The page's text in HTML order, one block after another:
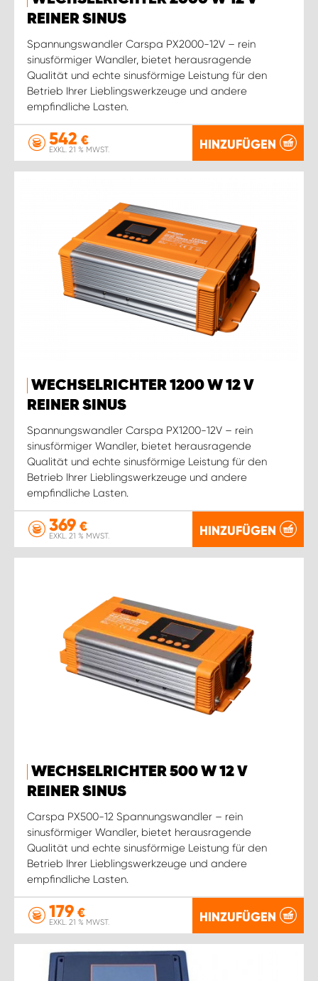
REINER SINUS
Spannungswandler Carspa PX2000-12V – rein
sinusförmiger Wandler, bietet herausragende
Qualität und echte sinusförmige Leistung für den
Betrieb Ihrer Lieblingswerkzeuge und andere
empfindliche Lasten.
542 €
EXKL. 21 % MWST. HINZUFÜGEN
WECHSELRICHTER 1200 W 12 V
REINER SINUS
Spannungswandler Carspa PX1200-12V – rein
sinusförmiger Wandler, bietet herausragende
Qualität und echte sinusförmige Leistung für den
Betrieb Ihrer Lieblingswerkzeuge und andere
empfindliche Lasten.
369 €
EXKL. 21 % MWST. HINZUFÜGEN
WECHSELRICHTER 500 W 12 V
REINER SINUS
Carspa PX500-12 Spannungswandler – rein
sinusförmiger Wandler, bietet herausragende
Qualität und echte sinusförmige Leistung für den
Betrieb Ihrer Lieblingswerkzeuge und andere
empfindliche Lasten.
179 €
EXKL. 21 % MWST. HINZUFÜGEN